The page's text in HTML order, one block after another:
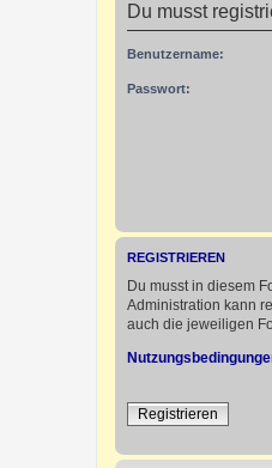
Du musst
Benutzername:
Passwort:
REGISTRIEREN
Du musst in diesem
Administration kann
auch die jeweiligen
Registrieren